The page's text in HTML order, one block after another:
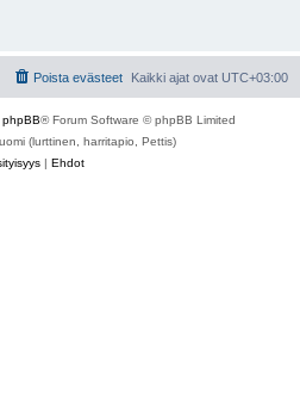
Kaikki ajat ovat UTC+03:00
Poista evästeet
phpBB® Forum Software © phpBB Limited
(lurttinen, harritapio, Pettis)
| Ehdot